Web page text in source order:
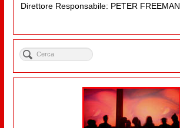
Direttore Responsabile: PETER FREEMAN